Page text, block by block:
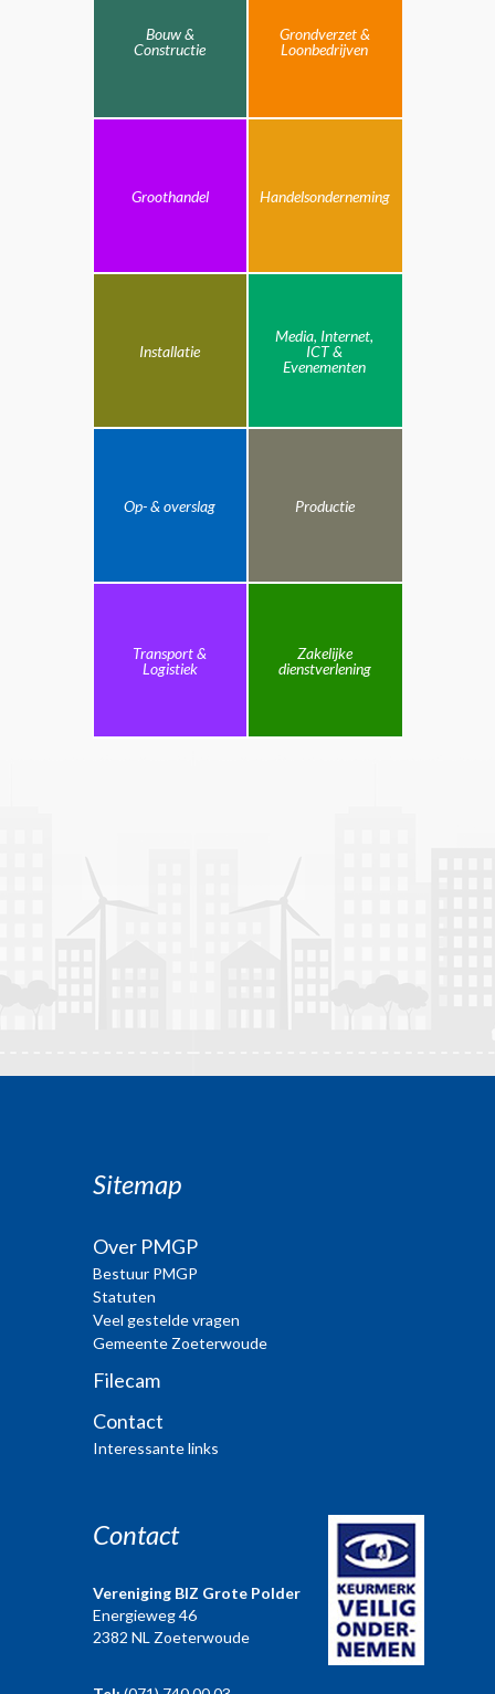
Bouw &
Constructie
Grondverzet &
Loonbedrijven
Groothandel Handelsonderneming
Installatie
Media, Internet,
ICT &
Evenementen
Op- & overslag Productie
Transport &
Logistiek
Zakelijke
dienstverlening
Sitemap
Over PMGP
Bestuur PMGP
Statuten
Veel gestelde vragen
Gemeente Zoeterwoude
Filecam
Contact
Interessante links
Contact
Vereniging BIZ Grote Polder
Energieweg 46
2382 NL Zoeterwoude